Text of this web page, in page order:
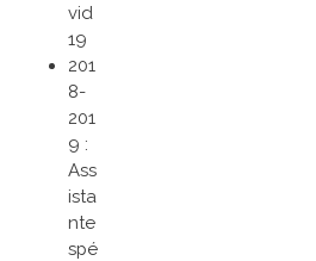
vid
19
201
8-
201
9 :
Ass
ista
nte
spé